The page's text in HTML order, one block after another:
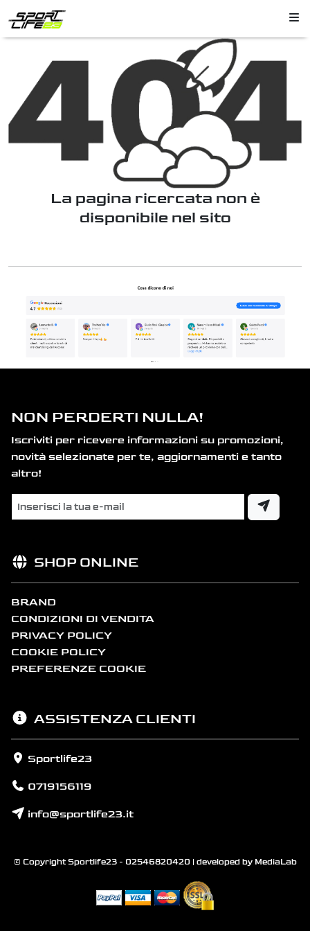
La pagina ricercata non è
disponibile nel sito
NON PERDERTI NULLA!
Iscriviti per ricevere informazioni su promozioni,
novità selezionate per te, aggiornamenti e tanto
altro!
SHOP ONLINE
BRAND
CONDIZIONI DI VENDITA
PRIVACY POLICY
COOKIE POLICY
PREFERENZE COOKIE
ASSISTENZA CLIENTI
Sportlife23
0719156119
info@sportlife23.it
© Copyright Sportlife23 - 02546820420 | developed by MediaLab